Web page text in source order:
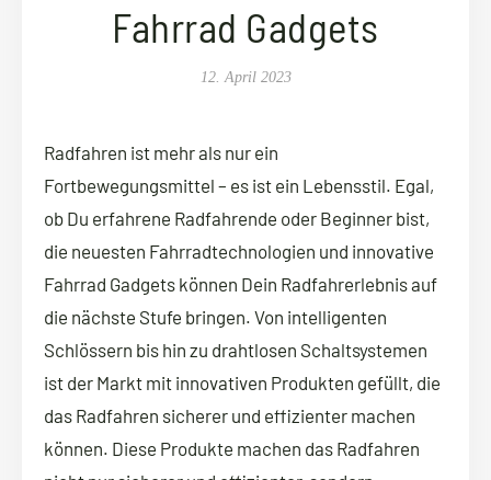
Fahrrad Gadgets
12. April 2023
Radfahren ist mehr als nur ein
Fortbewegungsmittel – es ist ein Lebensstil. Egal,
ob Du erfahrene Radfahrende oder Beginner bist,
die neuesten Fahrradtechnologien und innovative
Fahrrad Gadgets können Dein Radfahrerlebnis auf
die nächste Stufe bringen. Von intelligenten
Schlössern bis hin zu drahtlosen Schaltsystemen
ist der Markt mit innovativen Produkten gefüllt, die
das Radfahren sicherer und effizienter machen
können. Diese Produkte machen das Radfahren